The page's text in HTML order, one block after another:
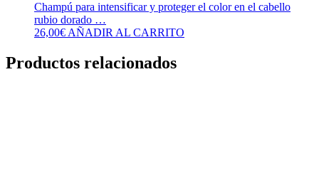
Champú para intensificar y proteger el color en el cabello
rubio dorado …
26,00€ AÑADIR AL CARRITO
Productos relacionados